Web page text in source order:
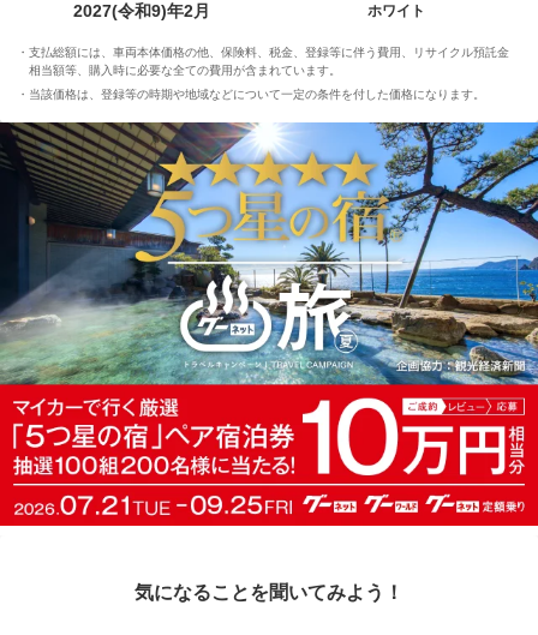
2027(令和9)年2月
ホワイト
支払総額には、車両本体価格の他、保険料、税金、登録等に伴う費用、リサイクル預託金
相当額等、購入時に必要な全ての費用が含まれています。
当該価格は、登録等の時期や地域などについて一定の条件を付した価格になります。
気になることを聞いてみよう！